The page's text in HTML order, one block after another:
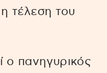
τέλεση του
ο πανηγυρικός